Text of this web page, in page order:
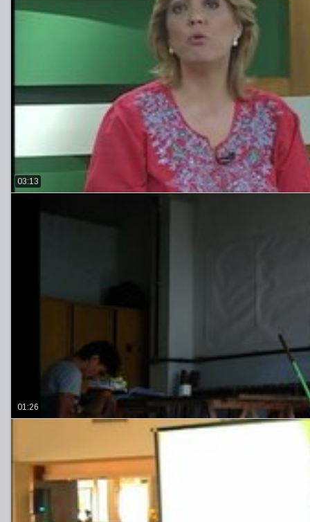
03:13
01:26